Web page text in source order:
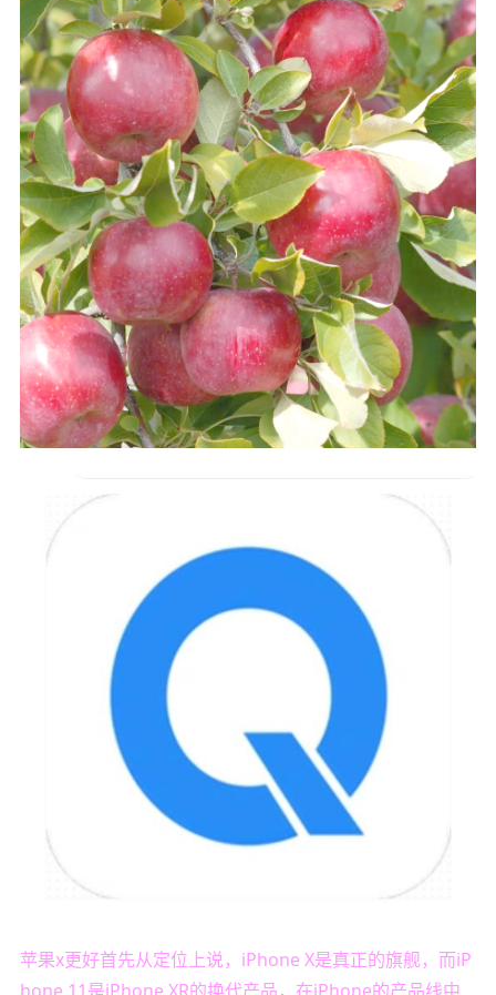
苹果x更好首先从定位上说，iPhone X是真正的旗舰，而iP